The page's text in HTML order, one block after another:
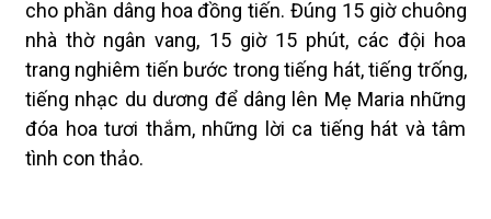
cho phần dâng hoa đồng tiến. Đúng 15 giờ chuông
nhà thờ ngân vang, 15 giờ 15 phút, các đội hoa
trang nghiêm tiến bước trong tiếng hát, tiếng trống,
tiếng nhạc du dương để dâng lên Mẹ Maria những
đóa hoa tươi thắm, những lời ca tiếng hát và tâm
tình con thảo.